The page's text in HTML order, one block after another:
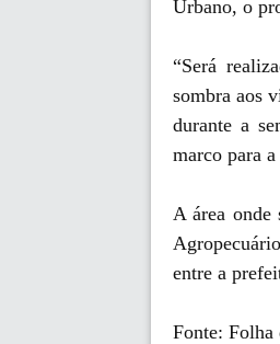
Urbano, o
“Será
sombra aos
durante a
marco para
A área onde
entre a
Fonte: Folha